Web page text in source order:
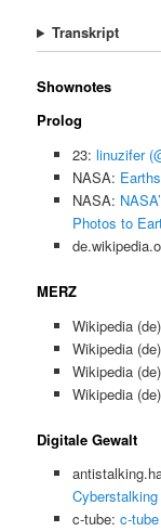
Transkript
Shownotes
Prolog
23: linuzifer
NASA:
NASA:
Photos to
MERZ
Wikipedia
Wikipedia
Wikipedia
Wikipedia
Digitale Gewalt
c-tube: c-tube